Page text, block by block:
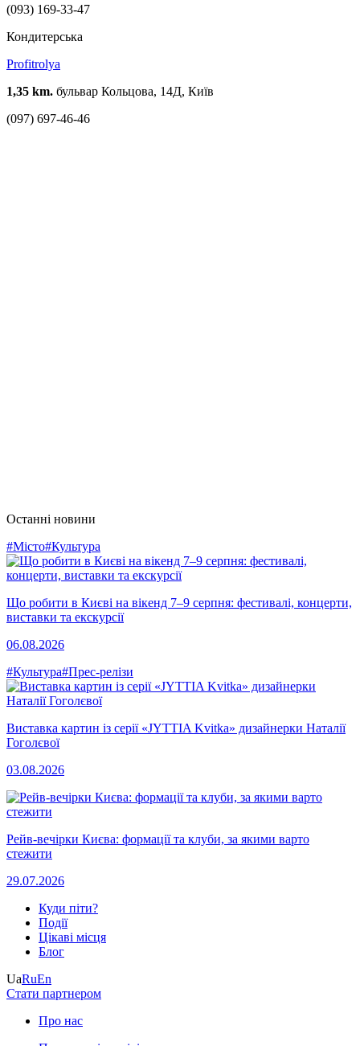
(093) 169-33-47
Кондитерська
Profitrolya
1,35 km. бульвар Кольцова, 14Д, Київ
(097) 697-46-46
Останні новини
#Місто#Культура
Що робити в Києві на вікенд 7–9 серпня: фестивалі, концерти,
виставки та екскурсії
06.08.2026
#Культура#Прес-релізи
Виставка картин із серії «JYTTIA Kvitka» дизайнерки Наталії
Гоголєвої
03.08.2026
Рейв-вечірки Києва: формації та клуби, за якими варто
стежити
29.07.2026
Куди піти?
Події
Цікаві місця
Блог
UaRuEn
Стати партнером
Про нас